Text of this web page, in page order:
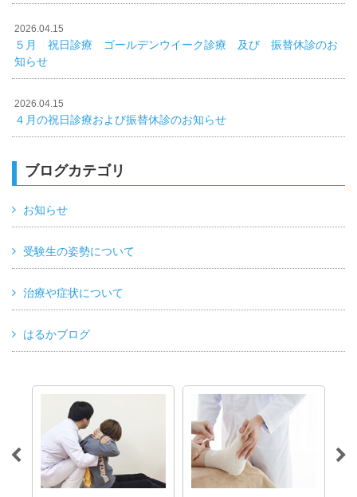
2026.04.15
５月 祝日診療 ゴールデンウイーク診療 及び 振替休診のお
知らせ
2026.04.15
４月の祝日診療および振替休診のお知らせ
ブログカテゴリ
お知らせ
受験生の姿勢について
治療や症状について
はるかブログ